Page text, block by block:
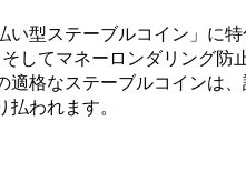
型ステーブルコイン」に
してマネーロンダリング防
格なステーブルコインは
われます。